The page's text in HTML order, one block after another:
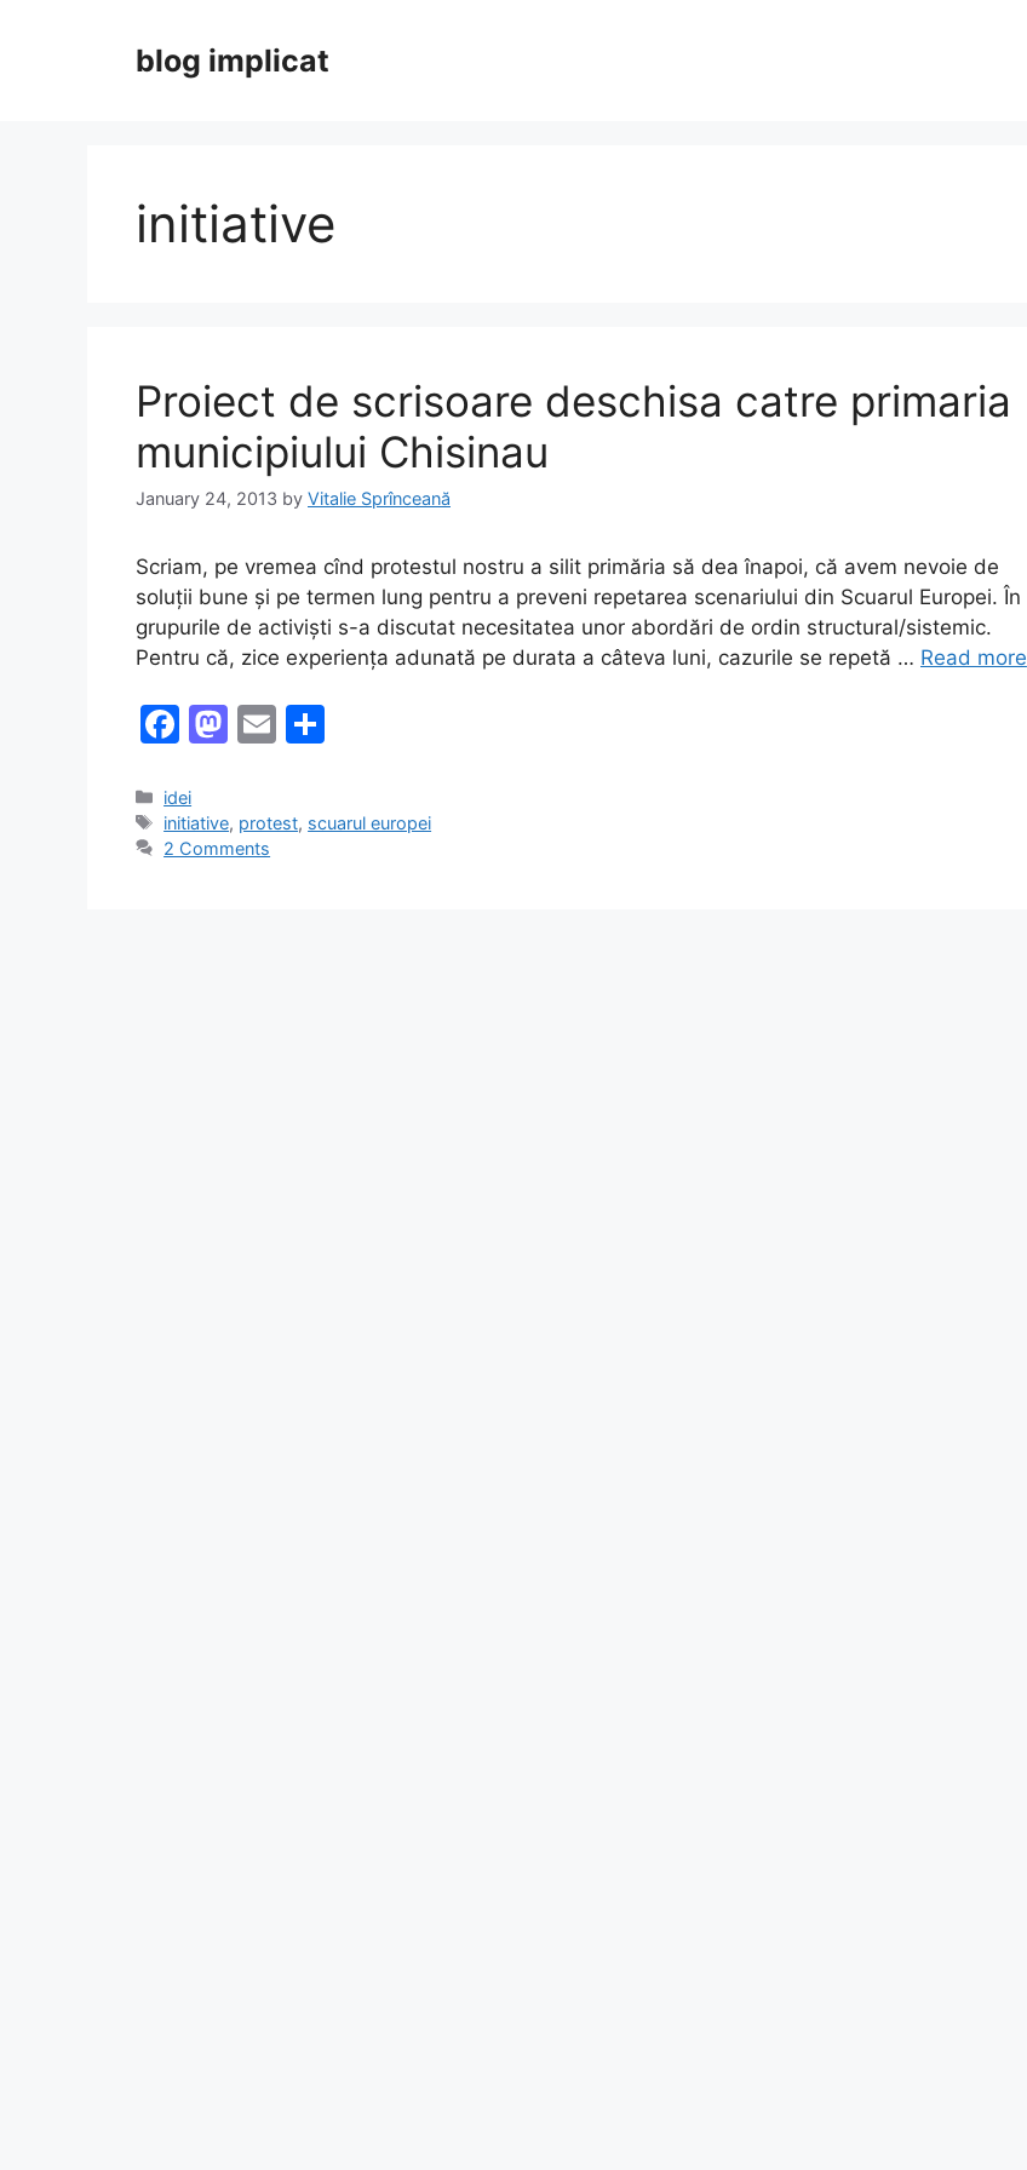
blog implicat
initiative
Proiect de scrisoare deschisa catre primaria
municipiului Chisinau
January 24, 2013 by Vitalie Sprînceană
Scriam, pe vremea cînd protestul nostru a silit primăria să dea înapoi, că avem nevoie de
soluții bune și pe termen lung pentru a preveni repetarea scenariului din Scuarul Europei. În
grupurile de activiști s-a discutat necesitatea unor abordări de ordin structural/sistemic.
Pentru că, zice experiența adunată pe durata a câteva luni, cazurile se repetă … Read more
F
c
e
M
o
E
l
e
Categories
idei
Tags
initiative, protest, scuarul europei
2 Comments